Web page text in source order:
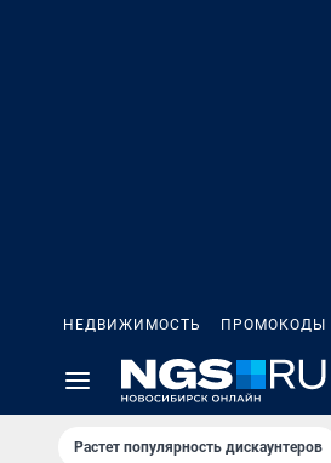
НЕДВИЖИМОСТЬ ПРОМОКОДЫ
Растет популярность дискаунтеров